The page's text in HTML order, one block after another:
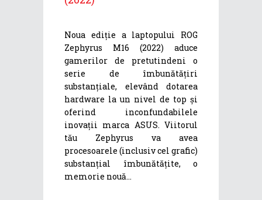
Noua ediție a laptopului ROG
Zephyrus M16 (2022) aduce
gamerilor de pretutindeni o
serie de îmbunătățiri
substanțiale, elevând dotarea
hardware la un nivel de top și
oferind inconfundabilele
inovații marca ASUS. Viitorul
tău Zephyrus va avea
procesoarele (inclusiv cel grafic)
substanțial îmbunătățite, o
memorie nouă